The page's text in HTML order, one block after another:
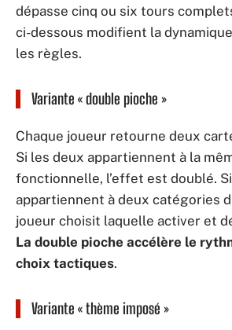
dépasse cinq ou six tours
ci-dessous modifient la
les règles.
Variante « double pioche »
Chaque joueur retourne deux
Si les deux appartiennent à la
fonctionnelle, l’effet est doublé.
appartiennent à deux catégories
joueur choisit laquelle activer et
La double pioche accélère le
choix tactiques.
Variante « thème imposé »